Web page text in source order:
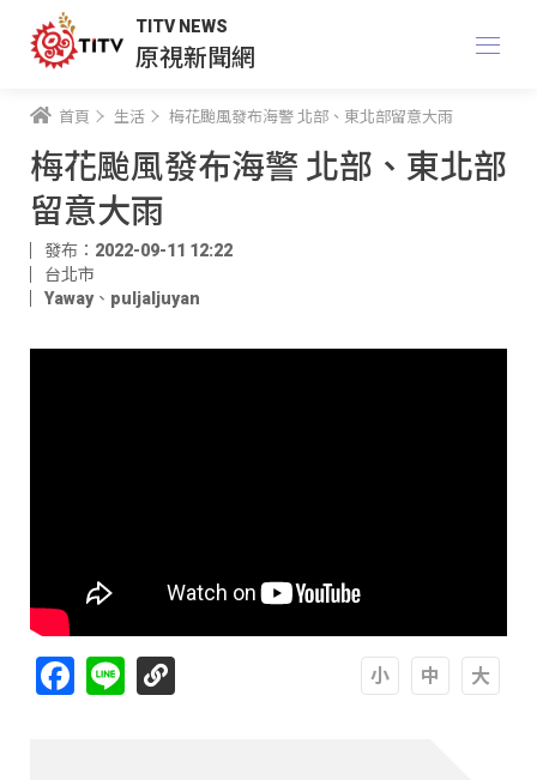
TITV NEWS
原視新聞網
首頁 生活 梅花颱風發布海警 北部、東北部留意大雨
梅花颱風發布海警 北部、東北部
留意大雨
發布：2022-09-11 12:22
台北市
Yaway、 puljaljuyan
Facebook
Line